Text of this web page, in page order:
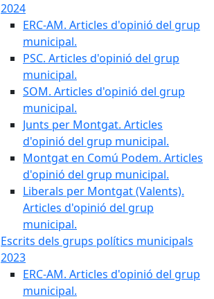
2024
ERC-AM. Articles d'opinió del grup
municipal.
PSC. Articles d'opinió del grup
municipal.
SOM. Articles d'opinió del grup
municipal.
Junts per Montgat. Articles
d'opinió del grup municipal.
Montgat en Comú Podem. Articles
d'opinió del grup municipal.
Liberals per Montgat (Valents).
Articles d'opinió del grup
municipal.
Escrits dels grups polítics municipals
2023
ERC-AM. Articles d'opinió del grup
municipal.